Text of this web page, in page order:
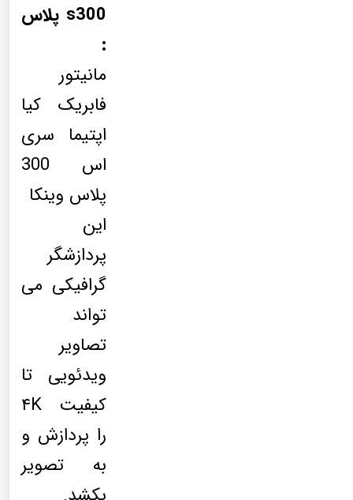
s300 پلاس
:
مانیتور
فابریک کیا
اپتیما سری
اس 300
پلاس وینکا
این
پردازشگر
گرافیکی می
تواند
تصاویر
ویدئویی تا
کیفیت ۴K
را پردازش و
به تصویر